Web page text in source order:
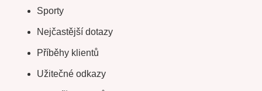
Sporty
Nejčastější dotazy
Příběhy klientů
Užitečné odkazy